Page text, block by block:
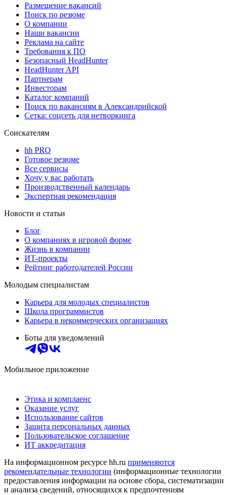
Размещение вакансий
Поиск по резюме
О компании
Наши вакансии
Реклама на сайте
Требования к ПО
Безопасный HeadHunter
HeadHunter API
Партнерам
Инвесторам
Каталог компаний
Поиск по вакансиям в Александрийской
Сетка: соцсеть для нетворкинга
Соискателям
hh PRO
Готовое резюме
Все сервисы
Хочу у вас работать
Производственный календарь
Экспертная рекомендация
Новости и статьи
Блог
О компаниях в игровой форме
Жизнь в компании
ИТ-проекты
Рейтинг работодателей России
Молодым специалистам
Карьера для молодых специалистов
Школа программистов
Карьера в некоммерческих организациях
Боты для уведомлений
Мобильное приложение
Этика и комплаенс
Оказание услуг
Использование сайтов
Защита персональных данных
Пользовательское соглашение
ИТ аккредитация
На информационном ресурсе hh.ru применяются
рекомендательные технологии (информационные технологии
предоставления информации на основе сбора, систематизации
и анализа сведений, относящихся к предпочтениям